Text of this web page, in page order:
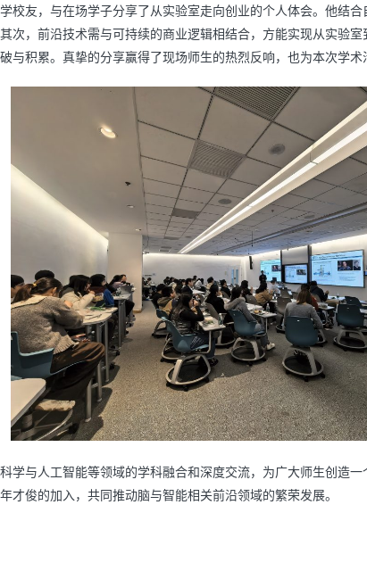
校友，与在场学子分享了从实验室走向创业的个人体会。他结
次，前沿技术需与可持续的商业逻辑相结合，方能实现从实验
与积累。真挚的分享赢得了现场师生的热烈反响，也为本次学术
学与人工智能等领域的学科融合和深度交流，为广大师生创造
才俊的加入，共同推动脑与智能相关前沿领域的繁荣发展。